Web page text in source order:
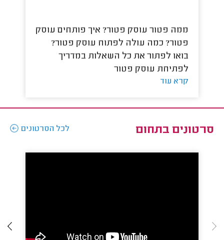
ממה פטור עוסק פטור? איך פותחים עוסק
פטור? כמה עולה לפתוח עוסק פטור?
בואו לפתור את כל השאלות במדריך
לפתיחת עוסק פטור
קרא עוד
סרטונים בתחום לכל הסרטונים